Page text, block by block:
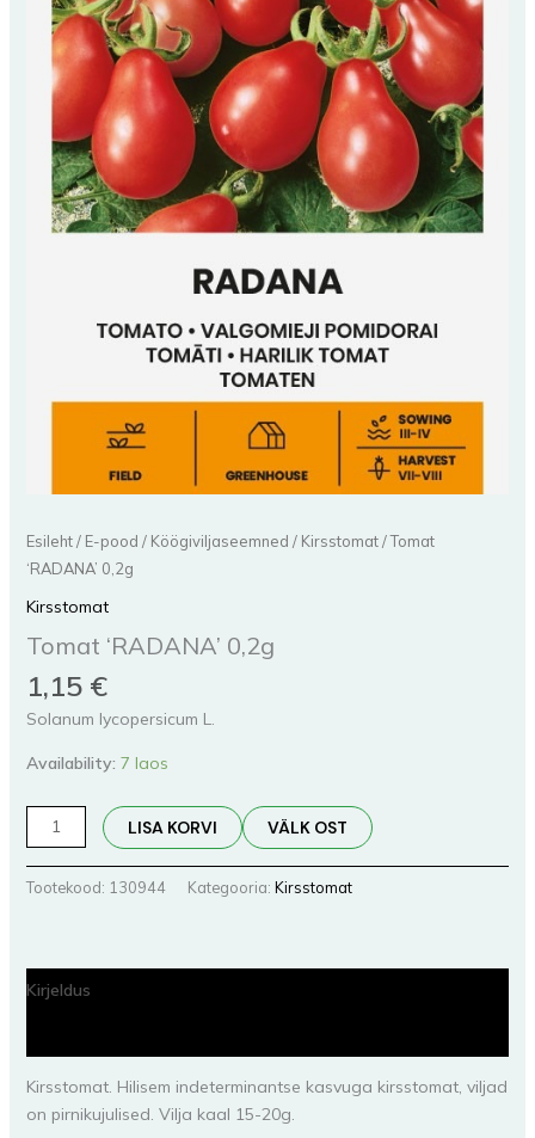
Esileht/ E-pood / Köögiviljaseemned / Kirsstomat/ Tomat
‘RADANA’ 0,2g
Kirsstomat
Tomat ‘RADANA’ 0,2g
1,15 €
Solanum lycopersicum L.
Availability: 7 laos
LISA KORVI VÄLK OST
Tootekood: 130944 Kategooria: Kirsstomat
Kirjeldus
Kirsstomat. Hilisem indeterminantse kasvuga kirsstomat, viljad
on pirnikujulised. Vilja kaal 15-20g.